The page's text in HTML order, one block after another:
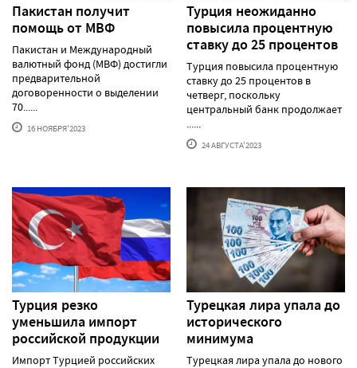
Пакистан получит
помощь от МВФ
Пакистан и Международный
валютный фонд (МВФ) достигли
предварительной
договоренности о выделении
70......
16 НОЯБРЯ'2023
Турция неожиданно
повысила процентную
ставку до 25 процентов
Турция повысила процентную
ставку до 25 процентов в
четверг, поскольку
центральный банк продолжает
......
24 АВГУСТА'2023
Турция резко
уменьшила импорт
российской продукции
Импорт Турцией российских
Турецкая лира упала до
исторического
минимума
Турецкая лира упала до нового